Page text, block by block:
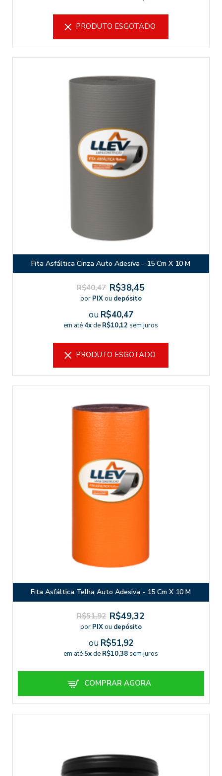
PRODUTO ESGOTADO
Fita Asfáltica Cinza Auto Adesiva - 15 Cm X 10 M
R$40,47 R$38,45
por PIXou depósito
ou R$40,47
em até 4xde R$10,12 sem juros
PRODUTO ESGOTADO
Fita Asfáltica Telha Auto Adesiva - 15 Cm X 10 M
R$51,92 R$49,32
por PIXou depósito
ou R$51,92
em até 5xde R$10,38 sem juros
COMPRAR AGORA